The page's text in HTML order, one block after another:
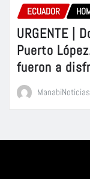
ECUADOR
URGENTE |
Puerto
fueron a
ManabiNoticias